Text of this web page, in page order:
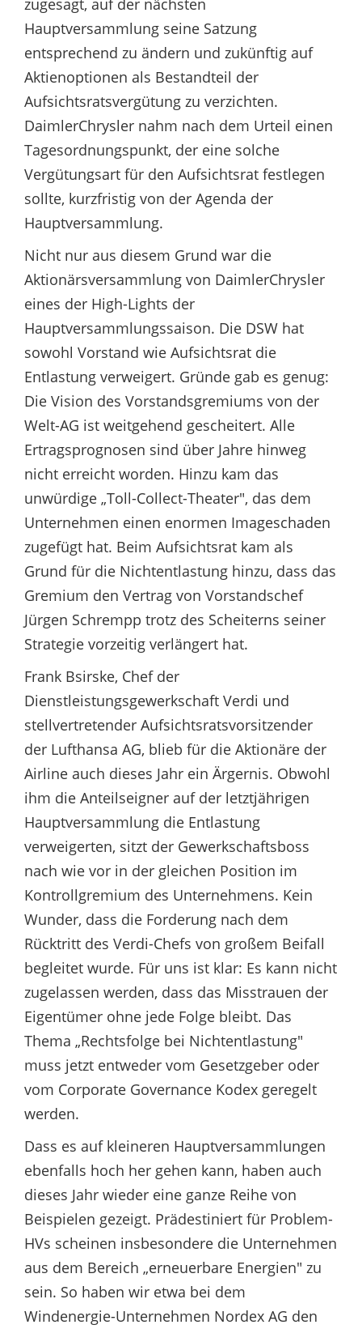
Hauptversammlung seine Satzung
entsprechend zu ändern und zukünftig auf
Aktienoptionen als Bestandteil der
Aufsichtsratsvergütung zu verzichten.
DaimlerChrysler nahm nach dem Urteil einen
Tagesordnungspunkt, der eine solche
Vergütungsart für den Aufsichtsrat festlegen
sollte, kurzfristig von der Agenda der
Hauptversammlung.
Nicht nur aus diesem Grund war die
Aktionärsversammlung von DaimlerChrysler
eines der High-Lights der
Hauptversammlungssaison. Die DSW hat
sowohl Vorstand wie Aufsichtsrat die
Entlastung verweigert. Gründe gab es genug:
Die Vision des Vorstandsgremiums von der
Welt-AG ist weitgehend gescheitert. Alle
Ertragsprognosen sind über Jahre hinweg
nicht erreicht worden. Hinzu kam das
unwürdige „Toll-Collect-Theater", das dem
Unternehmen einen enormen Imageschaden
zugefügt hat. Beim Aufsichtsrat kam als
Grund für die Nichtentlastung hinzu, dass das
Gremium den Vertrag von Vorstandschef
Jürgen Schrempp trotz des Scheiterns seiner
Strategie vorzeitig verlängert hat.
Frank Bsirske, Chef der
Dienstleistungsgewerkschaft Verdi und
stellvertretender Aufsichtsratsvorsitzender
der Lufthansa AG, blieb für die Aktionäre der
Airline auch dieses Jahr ein Ärgernis. Obwohl
ihm die Anteilseigner auf der letztjährigen
Hauptversammlung die Entlastung
verweigerten, sitzt der Gewerkschaftsboss
nach wie vor in der gleichen Position im
Kontrollgremium des Unternehmens. Kein
Wunder, dass die Forderung nach dem
Rücktritt des Verdi-Chefs von großem Beifall
begleitet wurde. Für uns ist klar: Es kann nicht
zugelassen werden, dass das Misstrauen der
Eigentümer ohne jede Folge bleibt. Das
Thema „Rechtsfolge bei Nichtentlastung"
muss jetzt entweder vom Gesetzgeber oder
vom Corporate Governance Kodex geregelt
werden.
Dass es auf kleineren Hauptversammlungen
ebenfalls hoch her gehen kann, haben auch
dieses Jahr wieder eine ganze Reihe von
Beispielen gezeigt. Prädestiniert für Problem-
HVs scheinen insbesondere die Unternehmen
aus dem Bereich „erneuerbare Energien" zu
sein. So haben wir etwa bei dem
Windenergie-Unternehmen Nordex AG den